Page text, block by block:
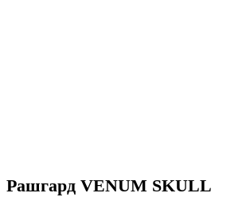
Рашгард VENUM SKULL